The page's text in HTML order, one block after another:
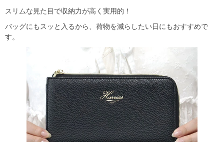
スリムな見た目で収納力が高く実用的！
バッグにもスッと入るから、荷物を減らしたい日にもおすすめで
す。